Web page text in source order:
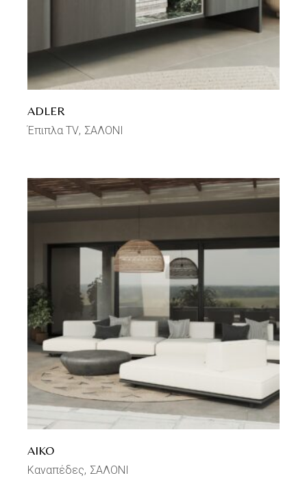
ADLER
Έπιπλα TV ΣΑΛΟΝΙ
AIKO
Καναπέδες ΣΑΛΟΝΙ